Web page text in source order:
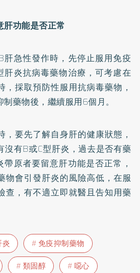
功能是否正常
肝急性發作時，先停止服用免疫
肝炎抗病毒藥物治療，可考慮在
，採取預防性服用抗病毒藥物，
藥物後，繼續服用6個月。
，要先了解自身肝的健康狀態，
沒有B或C型肝炎 ，過去是否有藥
原者要留意肝功能是否正常，
物會引發肝炎的風險高低，在服
查，有不適立即就醫且告知用藥
免疫抑制藥物
類固醇
噁心